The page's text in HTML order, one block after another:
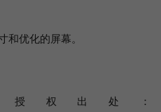
和优化的屏幕。
权出处：